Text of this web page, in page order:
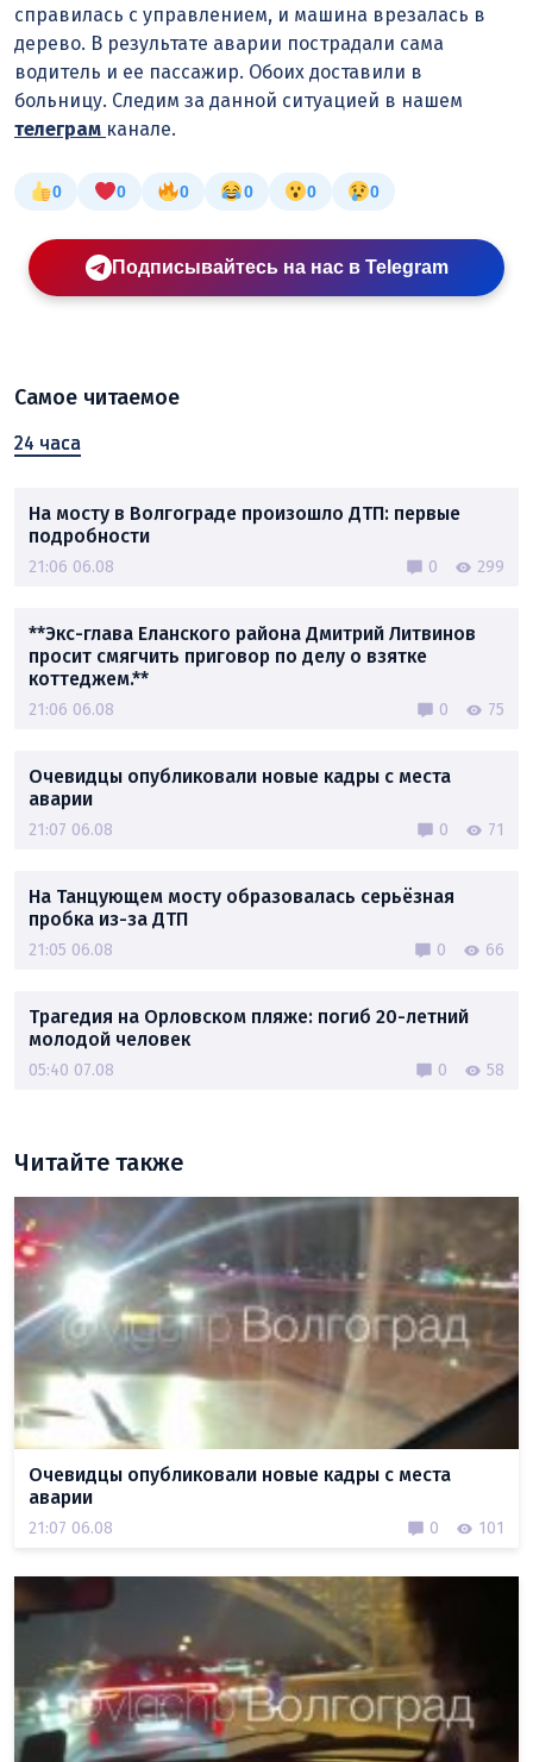
справилась с управлением, и машина врезалась в
дерево. В результате аварии пострадали сама
водитель и ее пассажир. Обоих доставили в
больницу. Следим за данной ситуацией в нашем
телеграм канале.
0 0 0 0 0 0
Подписывайтесь на нас в Telegram
Самое читаемое
24 часа
На мосту в Волгограде произошло ДТП: первые
подробности
21:06 06.08 0 299
**Экс-глава Еланского района Дмитрий Литвинов
просит смягчить приговор по делу о взятке
коттеджем.**
21:06 06.08 0 75
Очевидцы опубликовали новые кадры с места
аварии
21:07 06.08 0 71
На Танцующем мосту образовалась серьёзная
пробка из-за ДТП
21:05 06.08 0 66
Трагедия на Орловском пляже: погиб 20-летний
молодой человек
05:40 07.08 0 58
Читайте также
Очевидцы опубликовали новые кадры с места
аварии
21:07 06.08 0 101